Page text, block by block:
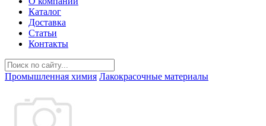
Каталог
Доставка
Статьи
Контакты
Промышленная химия Лакокрасочные материалы